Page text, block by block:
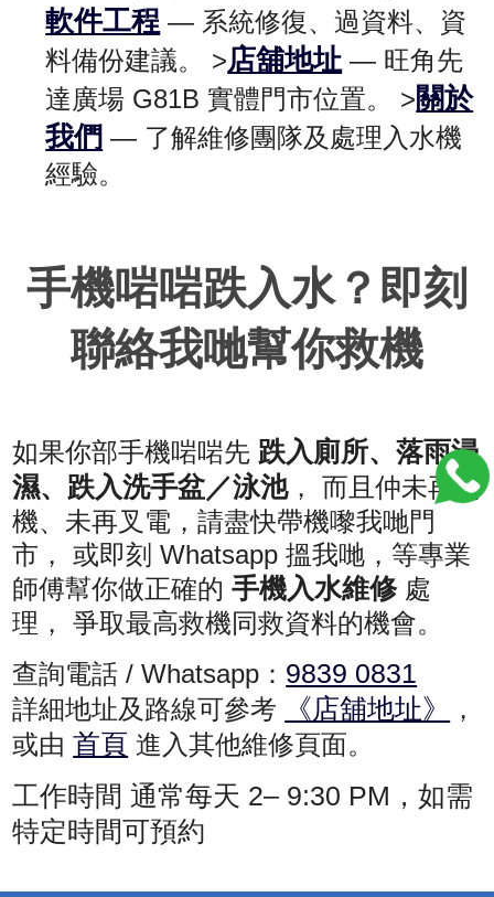
軟件工程 — 系統修復、過資料、資
料備份建議。 >店舖地址 — 旺角先
達廣場 G81B 實體門市位置。 >關於
我們 — 了解維修團隊及處理入水機
經驗。
手機啱啱跌入水？即刻
聯絡我哋幫你救機
如果你部手機啱啱先 跌入廁所、落雨浸
濕、跌入洗手盆／泳池， 而且仲未再開
機、未再叉電，請盡快帶機嚟我哋門
市， 或即刻 Whatsapp 搵我哋，等專業
師傅幫你做正確的手機入水維修處
理， 爭取最高救機同救資料的機會。
查詢電話 / Whatsapp： 9839 0831
詳細地址及路線可參考 《店舖地址》
，
或由首頁 進入其他維修頁面。
工作時間 通常每天 2– 9:30 PM ，如需
特定時間可預約